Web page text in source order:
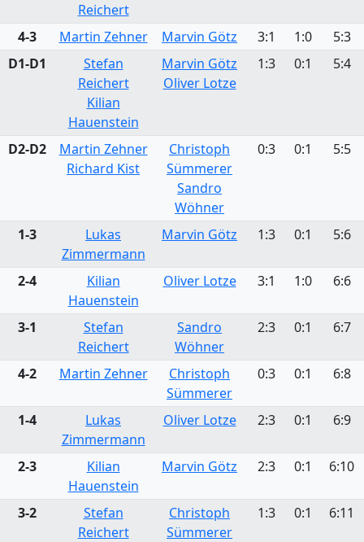
Reichert
4-3 Martin Zehner Marvin Götz 3:1 1:0
5:3
D1-D1
Stefan
Reichert
Kilian
Hauenstein
Marvin Götz
Oliver Lotze
1:3 0:1 5:4
D2-D2
Martin Zehner
Richard Kist
Christoph
Sümmerer
Sandro
Wöhner
0:3 0:1 5:5
1-3
Lukas
Zimmermann
Marvin Götz 1:3 0:1 5:6
2-4
Kilian
Hauenstein
Oliver Lotze 3:1 1:0 6:6
3-1
Stefan
Reichert
Sandro
Wöhner
2:3 0:1 6:7
4-2 Martin Zehner
Christoph
Sümmerer
0:3 0:1 6:8
1-4
Lukas
Zimmermann
Oliver Lotze 2:3 0:1 6:9
2-3
Kilian
Hauenstein
Marvin Götz 2:3 0:1 6:10
3-2
Stefan
Reichert
Christoph
Sümmerer
1:3 0:1 6:11